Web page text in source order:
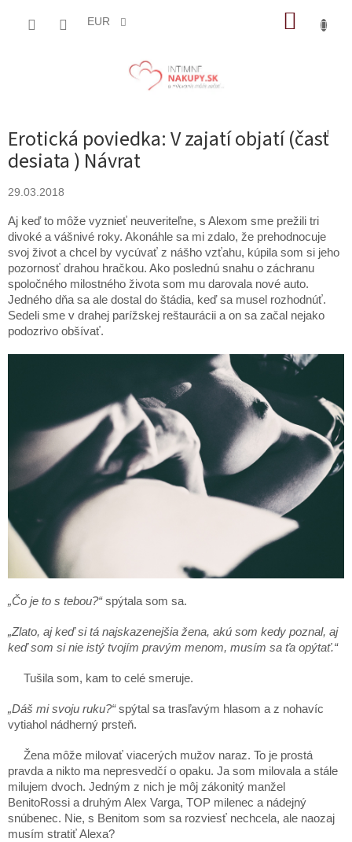
EUR
Erotická poviedka: V zajatí objatí (časť
desiata ) Návrat
29.03.2018
Aj keď to môže vyznieť neuveriteľne, s Alexom sme prežili tri
divoké a vášnivé roky. Akonáhle sa mi zdalo, že prehodnocuje
svoj život a chcel by vycúvať z nášho vzťahu, kúpila som si jeho
pozornosť drahou hračkou. Ako poslednú snahu o záchranu
spoločného milostného života som mu darovala nové auto.
Jedného dňa sa ale dostal do štádia, keď sa musel rozhodnúť.
Sedeli sme v drahej parížskej reštaurácii a on sa začal nejako
podozrivo obšívať.
„Čo je to s tebou?“spýtala som sa.
„Zlato, aj keď si tá najskazenejšia žena, akú som kedy poznal, aj
keď som si nie istý tvojím pravým menom, musím sa ťa opýtať.“
Tušila som, kam to celé smeruje.
„Dáš mi svoju ruku?“spýtal sa trasľavým hlasom a z nohavíc
vytiahol nádherný prsteň.
Žena môže milovať viacerých mužov naraz. To je prostá
pravda a nikto ma nepresvedčí o opaku. Ja som milovala a stále
milujem dvoch. Jedným z nich je môj zákonitý manžel
BenitoRossi a druhým Alex Varga, TOP milenec a nádejný
snúbenec. Nie, s Benitom som sa rozviesť nechcela, ale naozaj
musím stratiť Alexa?